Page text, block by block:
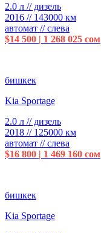
2.0 л // дизель
2016 // 143000 км
автомат // слева
$14 500 | 1 268 025 сом
бишкек
Kia Sportage
2.0 л // дизель
2018 // 125000 км
автомат // слева
$16 800 | 1 469 160 сом
бишкек
Kia Sportage